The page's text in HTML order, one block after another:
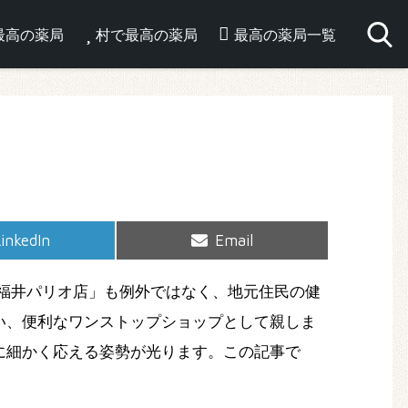
高の薬局 村で最高の薬局 最高の薬局一覧
Share
Email
パリオ店」も例外ではなく、地元住民の健
便利なワンストップショップとして親しま
かく応える姿勢が光ります。この記事で